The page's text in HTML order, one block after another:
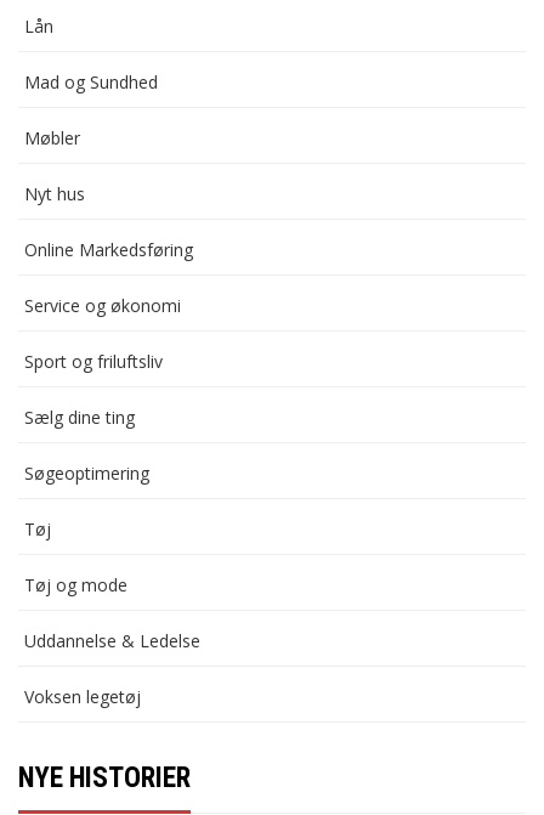
Lån
Mad og Sundhed
Møbler
Nyt hus
Online Markedsføring
Service og økonomi
Sport og friluftsliv
Sælg dine ting
Søgeoptimering
Tøj
Tøj og mode
Uddannelse & Ledelse
Voksen legetøj
NYE HISTORIER